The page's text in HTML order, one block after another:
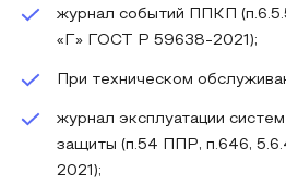
журнал событий ППКП
«Г» ГОСТ Р 59638-2021);
При техническом
журнал эксплуатации
защиты (п.54 ППР, п.646,
2021);